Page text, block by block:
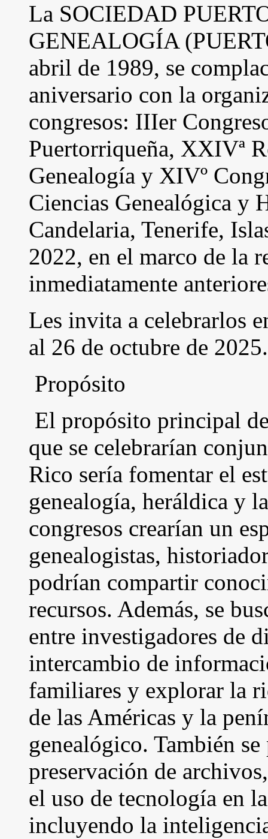
La SOCIEDAD
GENEALOGÍA
abril de 1989, se
aniversario con la
congresos: IIIer
Puertorriqueña, XXIVª
Genealogía y XIVº
Ciencias Genealógica y
Candelaria, Tenerife,
2022, en el marco de la
inmediatamente
Les invita a celebrarlos
al 26 de octubre de 2025.
Propósito
El propósito principal
que se celebrarían
Rico sería fomentar el
genealogía, heráldica y
congresos crearían un
genealogistas,
podrían compartir
recursos. Además, se
entre investigadores de
intercambio de
familiares y explorar la
de las Américas y la
genealógico. También
preservación de
el uso de tecnología en
incluyendo la